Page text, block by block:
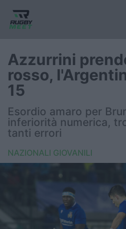
Nazionale
Nazionali giovanili
Rugby Sevens
FIR
Internazionale
United Rugby
Azzurrini
rosso,
15
Esordio amaro per
inferiorità numerica,
tanti errori
NAZIONALI GIOVANILI